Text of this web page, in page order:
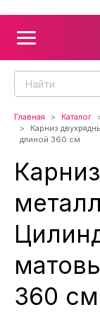
Главная Каталог
Карниз
длиной 360 см
360 см